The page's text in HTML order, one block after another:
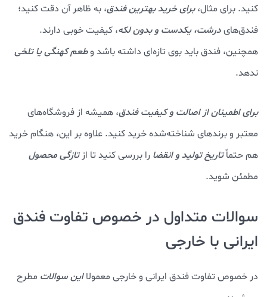
کنید. برای مثال،برای خرید بهترین فندق، به ظاهر آن دقت کنید؛
فندق‌هایدرشت، یکدست و بدون لکه، کیفیت خوبی دارند.
همچنین، فندق باید بوی تازه‌ای داشته باشد وطعم کهنگی یا تلخی
ندهد.
برای اطمینان از اصالت و کیفیت فندق، همیشه از فروشگاه‌های
معتبر و برندهای شناخته‌شده خرید کنید. علاوه بر این، هنگام خرید
هم حتماًتاریخ تولید و انقضا را بررسی کنید تا ازتازگی محصول
مطمئن شوید.
سوالات متداول در خصوص تفاوت فندق
ایرانی با خارجی
در خصوص تفاوت فندق ایرانی و خارجی معمولااین سوالات مطرح